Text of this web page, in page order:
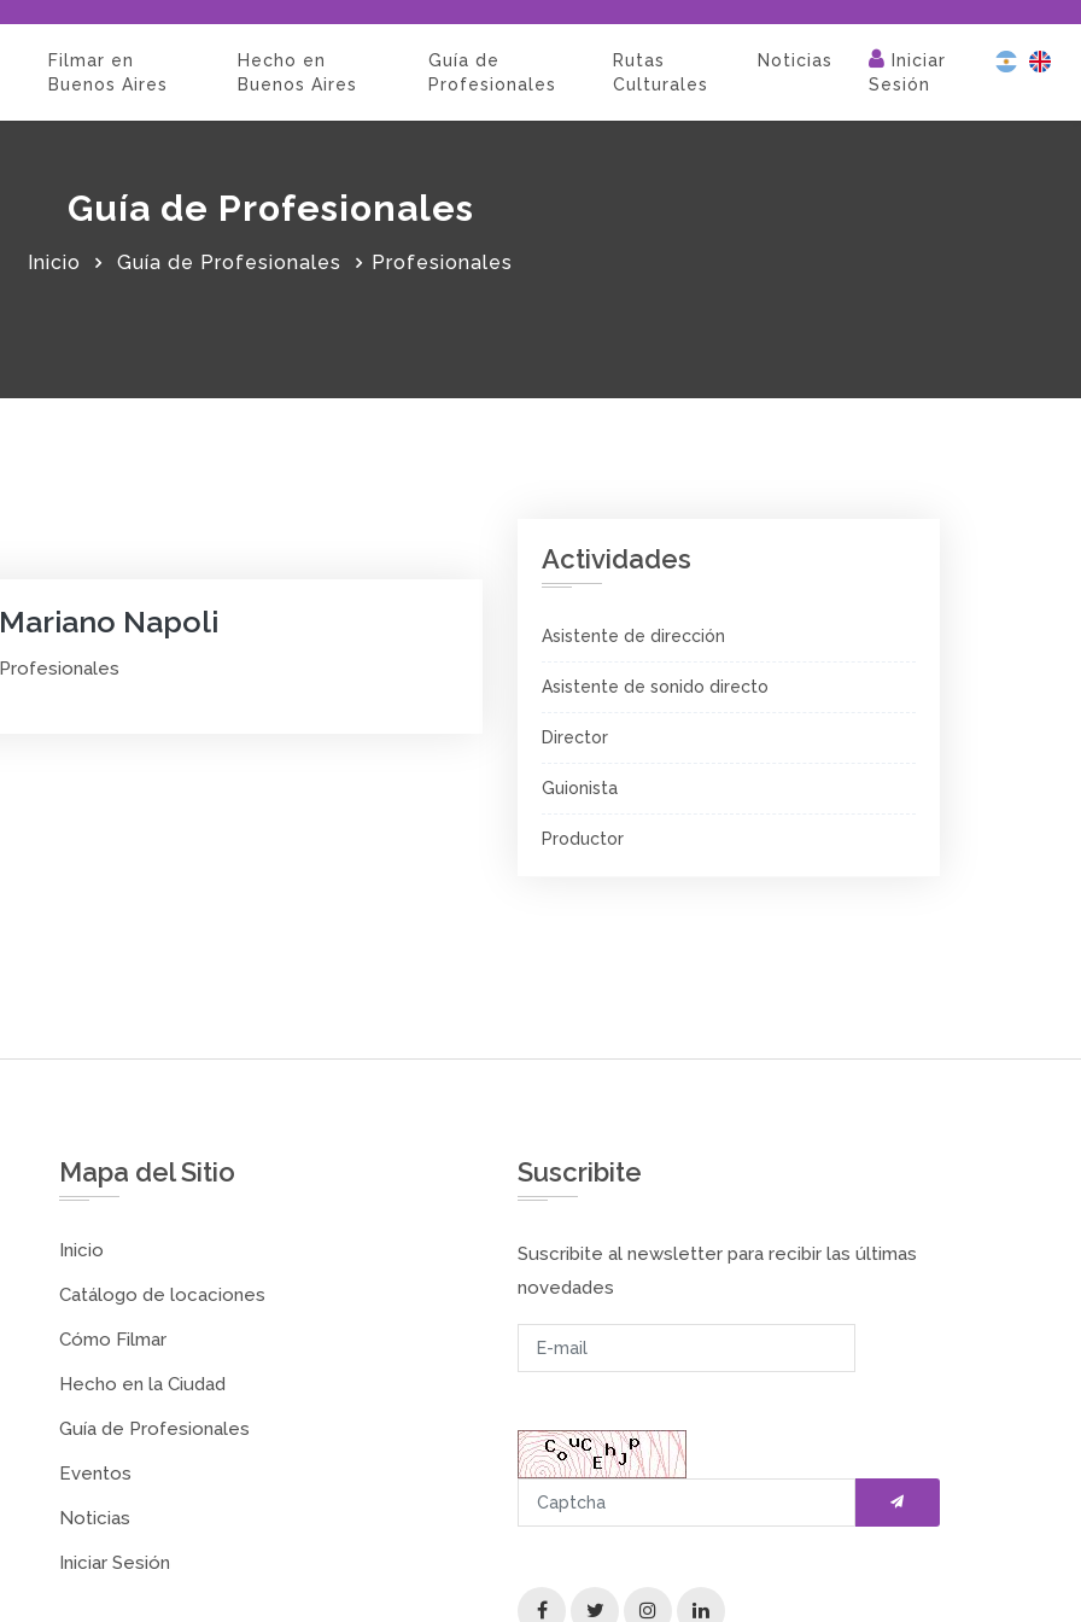
Filmar en
Buenos Aires
Hecho en
Buenos Aires
Guía de
Profesionales
Rutas
Culturales
Noticias
Iniciar
Sesión
Guía de Profesionales
Inicio Guía de Profesionales Profesionales
Mariano Napoli
Profesionales
Actividades
Asistente de dirección
Asistente de sonido directo
Director
Guionista
Productor
Mapa del Sitio
Inicio
Catálogo de locaciones
Cómo Filmar
Hecho en la Ciudad
Guía de Profesionales
Eventos
Noticias
Iniciar Sesión
Suscribite
Suscribite al newsletter para recibir las últimas
novedades